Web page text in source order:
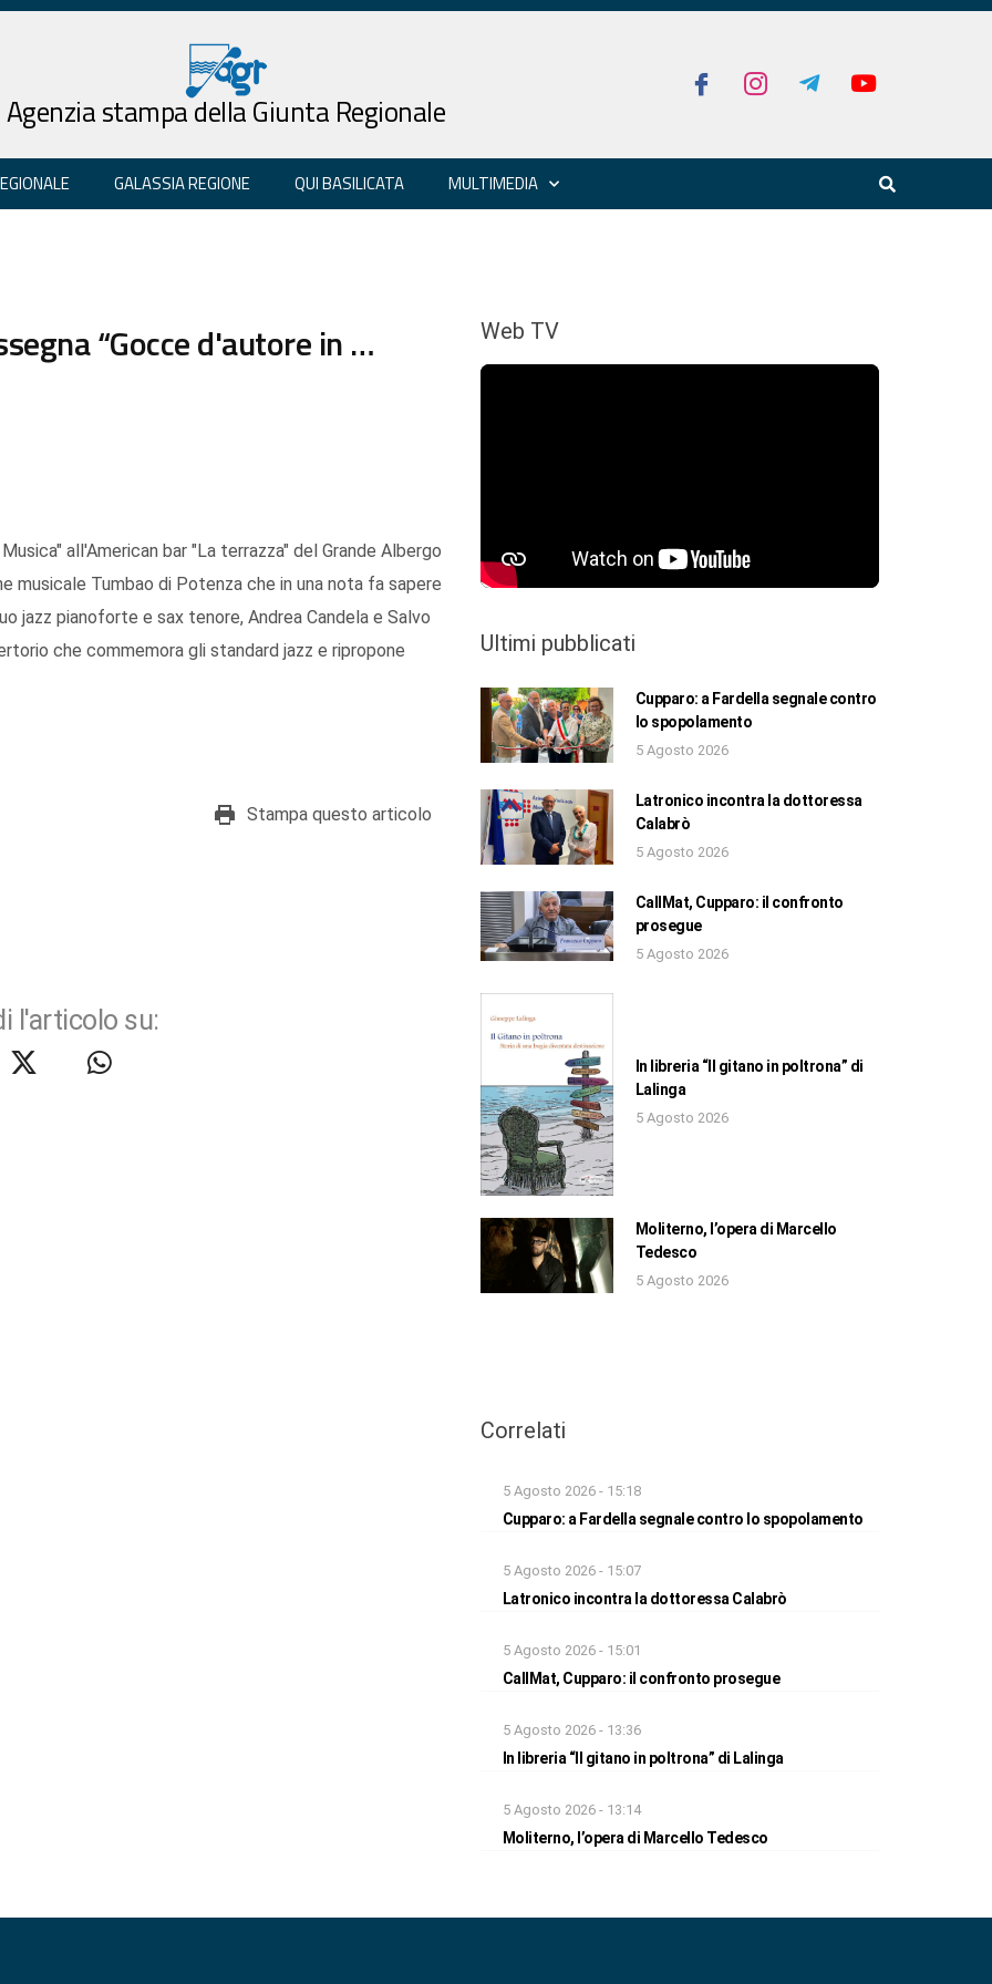
Agenzia stampa della Giunta Regionale
GALASSIA REGIONE QUI BASILICATA MULTIMEDIA
“Gocce d'autore in …
all'American bar "La terrazza" del Grande Albergo
musicale Tumbao di Potenza che in una nota fa sapere
jazz pianoforte e sax tenore, Andrea Candela e Salvo
che commemora gli standard jazz e ripropone
Stampa questo articolo
l'articolo su:
Web TV
Ultimi pubblicati
Cupparo: a Fardella segnale contro
lo spopolamento
5 Agosto 2026
Latronico incontra la dottoressa
Calabrò
5 Agosto 2026
CallMat, Cupparo: il confronto
prosegue
5 Agosto 2026
In libreria “Il gitano in poltrona” di
Lalinga
5 Agosto 2026
Moliterno, l’opera di Marcello
Tedesco
5 Agosto 2026
Correlati
5 Agosto 2026 - 15:18
Cupparo: a Fardella segnale contro lo spopolamento
5 Agosto 2026 - 15:07
Latronico incontra la dottoressa Calabrò
5 Agosto 2026 - 15:01
CallMat, Cupparo: il confronto prosegue
5 Agosto 2026 - 13:36
In libreria “Il gitano in poltrona” di Lalinga
5 Agosto 2026 - 13:14
Moliterno, l’opera di Marcello Tedesco